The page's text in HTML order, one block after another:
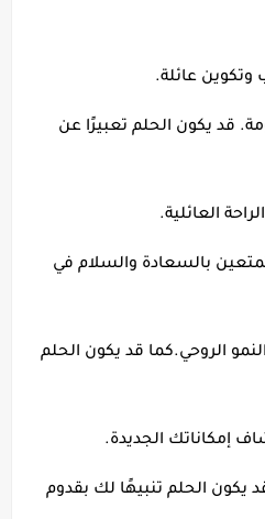
عائلة.
. قد يكون الحلم تعبيرًا عن
العائلية.
بالسعادة والسلام في
الروحي.كما قد يكون الحلم
إمكاناتك الجديدة.
يكون الحلم تنبيهًا لك بقدوم